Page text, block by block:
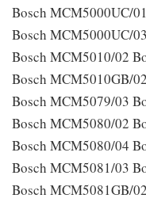
Bosch MCM5000UC/
Bosch MCM5000UC/
Bosch MCM5010/02
Bosch MCM5010GB/
Bosch MCM5079/03
Bosch MCM5080/02
Bosch MCM5080/04
Bosch MCM5081/03
Bosch MCM5081GB/